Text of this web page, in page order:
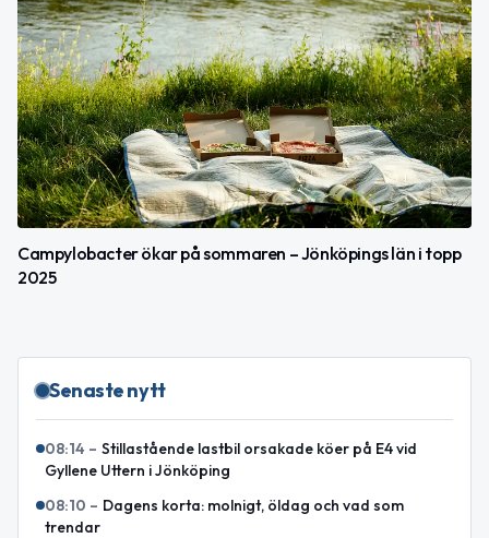
Campylobacter ökar på sommaren – Jönköpings län i topp
2025
Senaste nytt
08:14 – Stillastående lastbil orsakade köer på E4 vid
Gyllene Uttern i Jönköping
08:10 – Dagens korta: molnigt, öldag och vad som
trendar